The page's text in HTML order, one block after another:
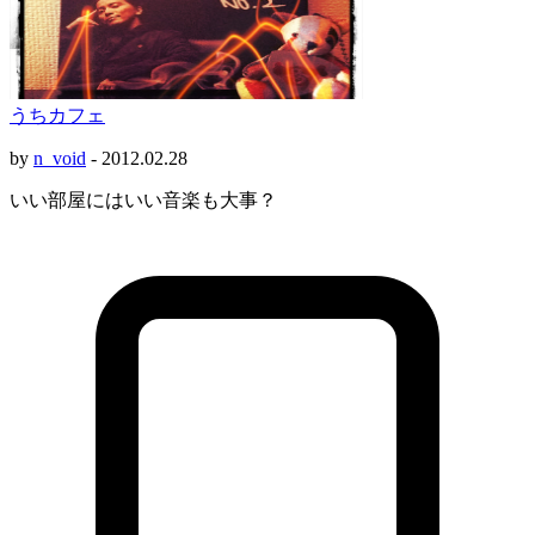
うちカフェ
by n_void - 2012.02.28
いい部屋にはいい音楽も大事？